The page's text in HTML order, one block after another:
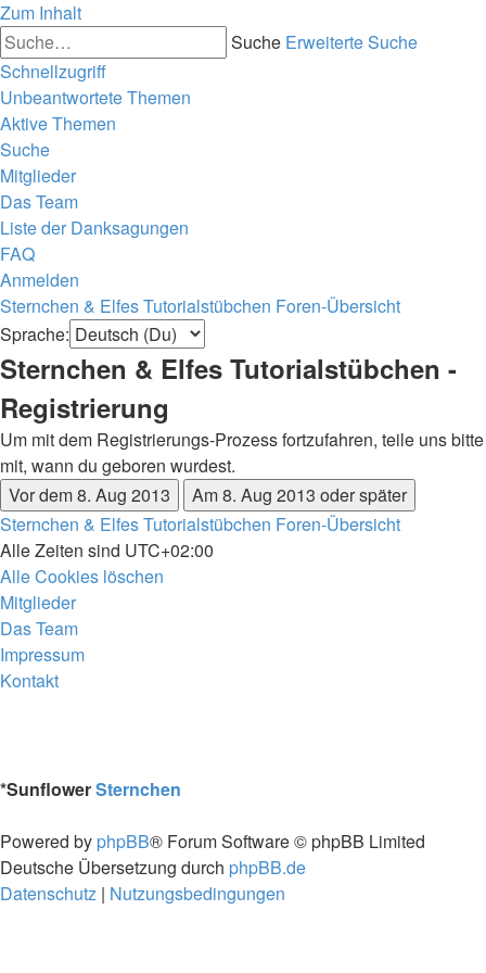
Zum Inhalt
Suche Erweiterte Suche
Schnellzugriff
Unbeantwortete Themen
Aktive Themen
Suche
Mitglieder
Das Team
Liste der Danksagungen
FAQ
Anmelden
Sternchen & Elfes Tutorialstübchen Foren-Übersicht
Sprache:
Sternchen & Elfes Tutorialstübchen -
Registrierung
Um mit dem Registrierungs-Prozess fortzufahren, teile uns bitte
mit, wann du geboren wurdest.
Sternchen & Elfes Tutorialstübchen Foren-Übersicht
Alle Zeiten sind UTC+02:00
Alle Cookies löschen
Mitglieder
Das Team
Impressum
Kontakt
*SunflowerSternchen
Powered by phpBB® Forum Software © phpBB Limited
Deutsche Übersetzung durch phpBB.de
Datenschutz | Nutzungsbedingungen